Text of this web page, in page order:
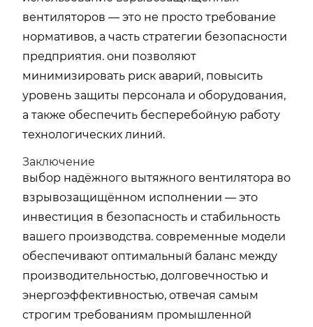
вентиляторов — это не просто требование
нормативов, а часть стратегии безопасности
предприятия. они позволяют
минимизировать риск аварий, повысить
уровень защиты персонала и оборудования,
а также обеспечить бесперебойную работу
технологических линий.
Заключение
выбор надёжного вытяжного вентилятора во
взрывозащищённом исполнении — это
инвестиция в безопасность и стабильность
вашего производства. современные модели
обеспечивают оптимальный баланс между
производительностью, долговечностью и
энергоэффективностью, отвечая самым
строгим требованиям промышленной